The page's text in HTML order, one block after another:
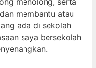
membantu atau
ada di sekolah
saya bersekolah